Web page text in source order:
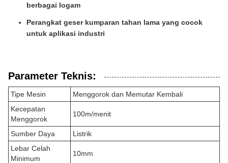
berbagai logam
Perangkat geser kumparan tahan lama yang cocok
untuk aplikasi industri
Parameter Teknis:
Tipe Mesin
Menggorok dan Memutar Kembali
Kecepatan
Menggorok
100m/menit
Sumber Daya
Listrik
Lebar Celah
Minimum
10mm